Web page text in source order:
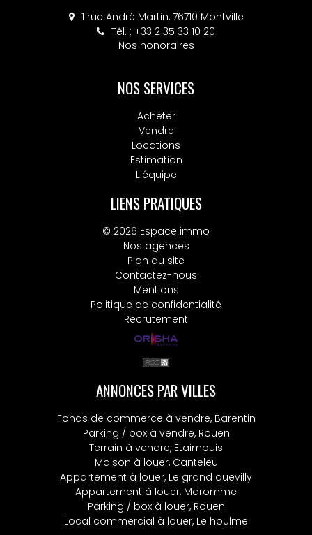
1 rue André Martin, 76710 Montville
Tél. : +33 2 35 33 10 20
Nos honoraires
NOS SERVICES
Acheter
Vendre
Locations
Estimation
L'équipe
LIENS PRATIQUES
© 2026 Espace immo
Nos agences
Plan du site
Contactez-nous
Mentions
Politique de confidentialité
Recrutement
ANNONCES PAR VILLES
Fonds de commerce à vendre, Barentin
Parking / box à vendre, Rouen
Terrain à vendre, Etaimpuis
Maison à louer, Canteleu
Appartement à louer, Le grand quevilly
Appartement à louer, Maromme
Parking / box à louer, Rouen
Local commercial à louer, Le houlme